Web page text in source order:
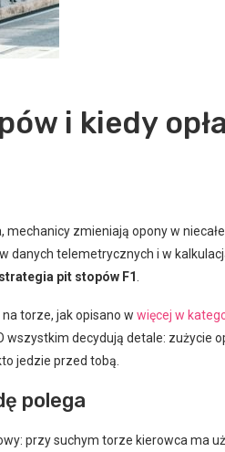
i kiedy
zmieniają opony w
danych telemetrycznych i w
strategia pit stopów F1
torze, jak opisano w więcej w
decydują detale: zużycie
jedzie przed tobą.
polega
przy suchym torze kierowca ma